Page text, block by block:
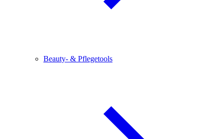
Beauty- & Pflegetools